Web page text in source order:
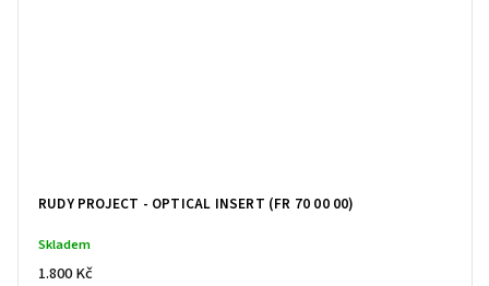
RUDY PROJECT - OPTICAL INSERT (FR 70 00 00)
Skladem
1.800 Kč